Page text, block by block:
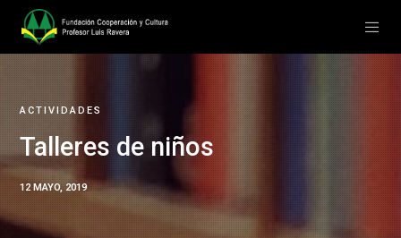
ACTIVIDADES
Talleres de niños
12 MAYO, 2019